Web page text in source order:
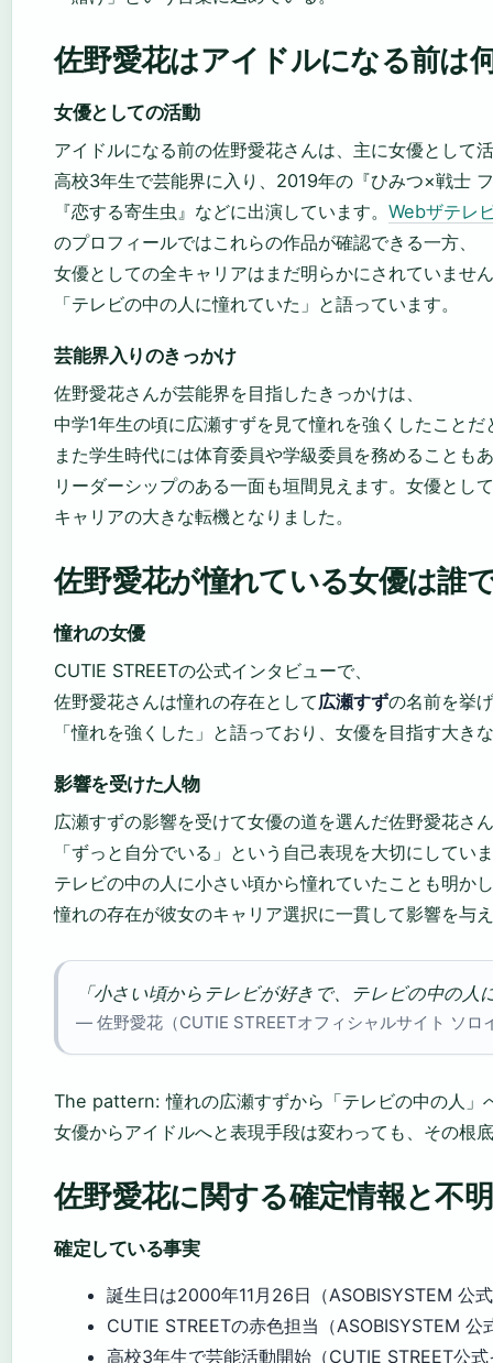
佐野愛花はアイドルになる前は
女優としての活動
アイドルになる前の佐野愛花さんは、主に女優として
高校3年生で芸能界に入り、2019年の『ひみつ×戦士
『恋する寄生虫』などに出演しています。 Webザテレ
のプロフィールではこれらの作品が確認できる一方、
女優としての全キャリアはまだ明らかにされていませ
「テレビの中の人に憧れていた」と語っています。
芸能界入りのきっかけ
佐野愛花さんが芸能界を目指したきっかけは、
中学1年生の頃に広瀬すずを見て憧れを強くしたことだ
また学生時代には体育委員や学級委員を務めることも
リーダーシップのある一面も垣間見えます。女優とし
キャリアの大きな転機となりました。
佐野愛花が憧れている女優は誰
憧れの女優
CUTIE STREETの公式インタビューで、
佐野愛花さんは憧れの存在として広瀬すずの名前を挙
「憧れを強くした」と語っており、女優を目指す大き
影響を受けた人物
広瀬すずの影響を受けて女優の道を選んだ佐野愛花さ
「ずっと自分でいる」という自己表現を大切にしてい
テレビの中の人に小さい頃から憧れていたことも明か
憧れの存在が彼女のキャリア選択に一貫して影響を与
「小さい頃からテレビが好きで、テレビの中の人
— 佐野愛花（CUTIE STREETオフィシャルサイト ソロ
The pattern: 憧れの広瀬すずから「テレビの中の人」
女優からアイドルへと表現手段は変わっても、その根
佐野愛花に関する確定情報と不
確定している事実
誕生日は2000年11月26日（ASOBISYSTEM 公
CUTIE STREETの赤色担当（ASOBISYSTEM 公
高校3年生で芸能活動開始（CUTIE STREET公